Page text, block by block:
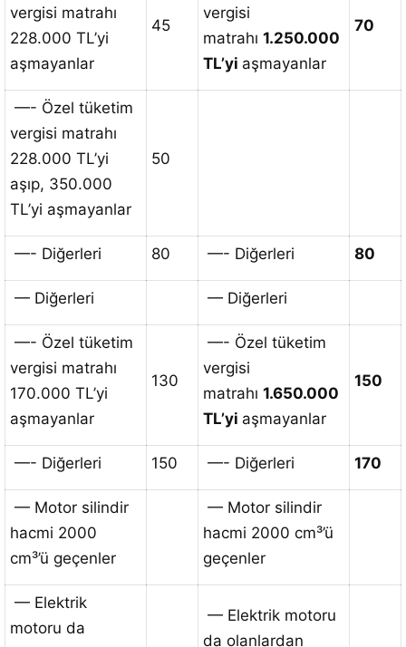
vergisi matrahı
228.000 TL’yi
aşmayanlar
45
vergisi
matrahı 1.250.000
TL’yi aşmayanlar
70
—- Özel tüketim
vergisi matrahı
228.000 TL’yi
aşıp, 350.000
TL’yi aşmayanlar
50
—- Diğerleri 80 —- Diğerleri 80
— Diğerleri — Diğerleri
—- Özel tüketim
vergisi matrahı
170.000 TL’yi
aşmayanlar
130
—- Özel tüketim
vergisi
matrahı 1.650.000
TL’yi aşmayanlar
150
—- Diğerleri 150 —- Diğerleri 170
— Motor silindir
hacmi 2000
cm³’ü geçenler
— Motor silindir
hacmi 2000 cm³’ü
geçenler
— Elektrik
motoru da
— Elektrik motoru
da olanlardan